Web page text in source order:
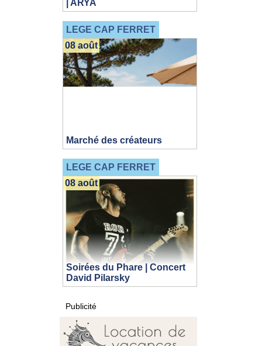
| ARYA
LEGE CAP FERRET
Marché des créateurs
08 août
LEGE CAP FERRET
Soirées du Phare | Concert
David Pilarsky
08 août
Publicité